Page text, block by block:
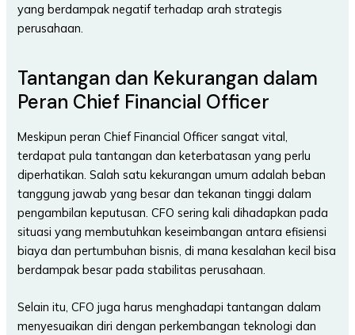
yang berdampak negatif terhadap arah strategis
perusahaan.
Tantangan dan Kekurangan dalam
Peran Chief Financial Officer
Meskipun peran Chief Financial Officer sangat vital,
terdapat pula tantangan dan keterbatasan yang perlu
diperhatikan. Salah satu kekurangan umum adalah beban
tanggung jawab yang besar dan tekanan tinggi dalam
pengambilan keputusan. CFO sering kali dihadapkan pada
situasi yang membutuhkan keseimbangan antara efisiensi
biaya dan pertumbuhan bisnis, di mana kesalahan kecil bisa
berdampak besar pada stabilitas perusahaan.
Selain itu, CFO juga harus menghadapi tantangan dalam
menyesuaikan diri dengan perkembangan teknologi dan